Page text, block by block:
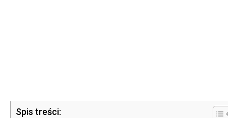
Spis treści: